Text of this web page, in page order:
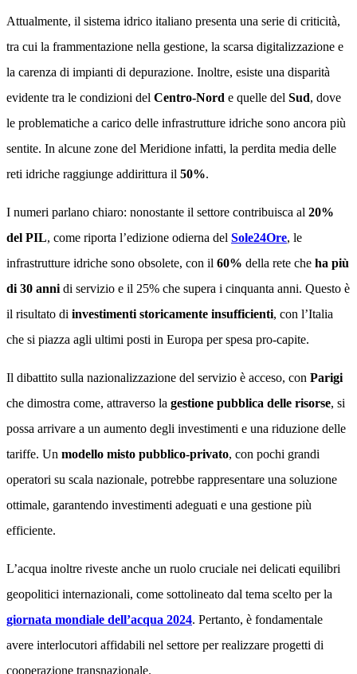
Attualmente, il sistema idrico italiano presenta una serie di criticità,
tra cui la frammentazione nella gestione, la scarsa digitalizzazione e
la carenza di impianti di depurazione. Inoltre, esiste una disparità
evidente tra le condizioni del Centro-Nord e quelle del Sud, dove
le problematiche a carico delle infrastrutture idriche sono ancora più
sentite. In alcune zone del Meridione infatti, la perdita media delle
reti idriche raggiunge addirittura il 50%.
I numeri parlano chiaro: nonostante il settore contribuisca al 20%
del PIL, come riporta l’edizione odierna del Sole24Ore, le
infrastrutture idriche sono obsolete, con il 60% della rete che ha più
di 30 anni di servizio e il 25% che supera i cinquanta anni. Questo è
il risultato di investimenti storicamente insufficienti, con l’Italia
che si piazza agli ultimi posti in Europa per spesa pro-capite.
Il dibattito sulla nazionalizzazione del servizio è acceso, con Parigi
che dimostra come, attraverso la gestione pubblica delle risorse, si
possa arrivare a un aumento degli investimenti e una riduzione delle
tariffe. Un modello misto pubblico-privato, con pochi grandi
operatori su scala nazionale, potrebbe rappresentare una soluzione
ottimale, garantendo investimenti adeguati e una gestione più
efficiente.
L’acqua inoltre riveste anche un ruolo cruciale nei delicati equilibri
geopolitici internazionali, come sottolineato dal tema scelto per la
giornata mondiale dell’acqua 2024. Pertanto, è fondamentale
avere interlocutori affidabili nel settore per realizzare progetti di
cooperazione transnazionale.